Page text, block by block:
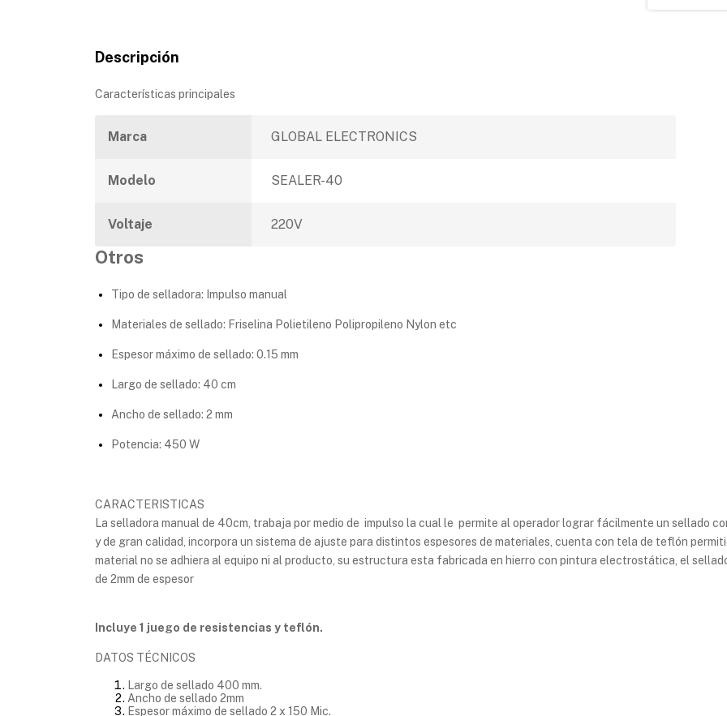
Descripción
Características principales
Marca GLOBAL ELECTRONICS
Modelo SEALER-40
Voltaje 220V
Otros
Tipo de selladora: Impulso manual
Materiales de sellado: Friselina Polietileno Polipropileno Nylon etc
Espesor máximo de sellado: 0.15 mm
Largo de sellado: 40 cm
Ancho de sellado: 2 mm
Potencia: 450 W
CARACTERISTICAS
La selladora manual de 40cm, trabaja por medio de impulso la cual le permite al operador lograr fácilmente un sellado
y de gran calidad, incorpora un sistema de ajuste para distintos espesores de materiales, cuenta con tela de teflón
material no se adhiera al equipo ni al producto, su estructura esta fabricada en hierro con pintura electrostática, el
de 2mm de espesor
Incluye 1 juego de resistencias y teflón.
DATOS TÉCNICOS
Largo de sellado 400 mm.
Ancho de sellado 2mm
Espesor máximo de sellado 2 x 150 Mic.